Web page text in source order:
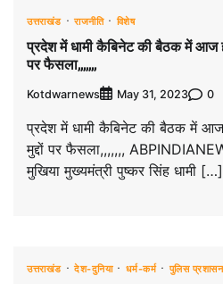
उत्तराखंड राजनीति विशेष
प्रदेश में धामी कैबिनेट की बैठक में आज
पर फैसला,,,,,,,
Kotdwarnews May 31, 2023 0
प्रदेश में धामी कैबिनेट की बैठक में आज
मुद्दों पर फैसला,,,,,,,
मुखिया मुख्यमंत्री पुष्कर सिंह धामी […]
उत्तराखंड देश-दुनिया धर्म-कर्म पुलिस प्रशासन